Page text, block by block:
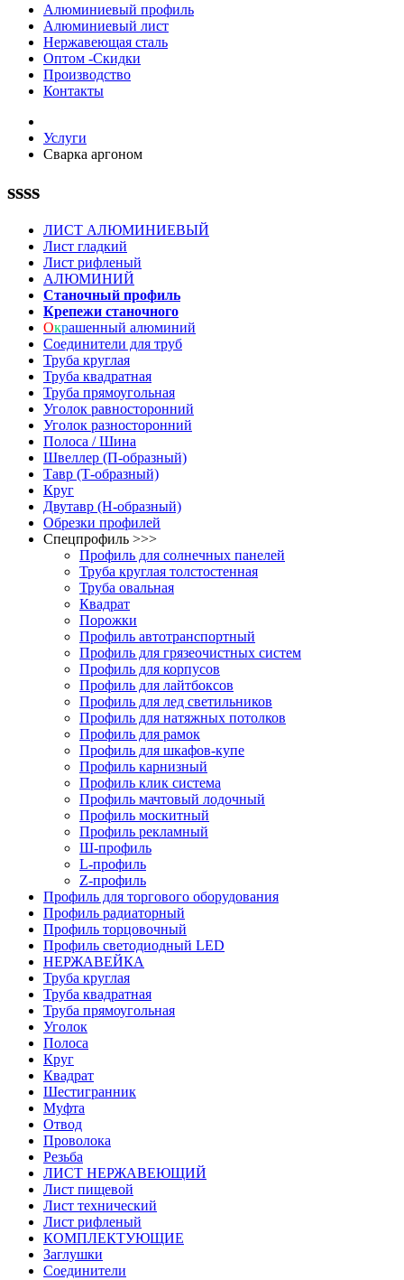
Алюминиевый профиль
Алюминиевый лист
Нержавеющая сталь
Оптом -Скидки
Производство
Контакты
Услуги
Сварка аргоном
ssss
ЛИСТ АЛЮМИНИЕВЫЙ
Лист гладкий
Лист рифленый
АЛЮМИНИЙ
Станочный профиль
Крепежи станочного
Окрашенный алюминий
Соединители для труб
Труба круглая
Труба квадратная
Труба прямоугольная
Уголок равносторонний
Уголок разносторонний
Полоса / Шина
Швеллер (П-образный)
Тавр (Т-образный)
Круг
Двутавр (H-образный)
Обрезки профилей
Спецпрофиль >>>
Профиль для солнечных панелей
Труба круглая толстостенная
Труба овальная
Квадрат
Порожки
Профиль автотранспортный
Профиль для грязеочистных систем
Профиль для корпусов
Профиль для лайтбоксов
Профиль для лед светильников
Профиль для натяжных потолков
Профиль для рамок
Профиль для шкафов-купе
Профиль карнизный
Профиль клик система
Профиль мачтовый лодочный
Профиль москитный
Профиль рекламный
Ш-профиль
L-профиль
Z-профиль
Профиль для торгового оборудования
Профиль радиаторный
Профиль торцовочный
Профиль светодиодный LED
НЕРЖАВЕЙКА
Труба круглая
Труба квадратная
Труба прямоугольная
Уголок
Полоса
Круг
Квадрат
Шестигранник
Муфта
Отвод
Проволока
Резьба
ЛИСТ НЕРЖАВЕЮЩИЙ
Лист пищевой
Лист технический
Лист рифленый
КОМПЛЕКТУЮЩИЕ
Заглушки
Соединители